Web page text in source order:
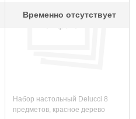
Временно отсутствует
Набор настольный Delucci 8
предметов, красное дерево